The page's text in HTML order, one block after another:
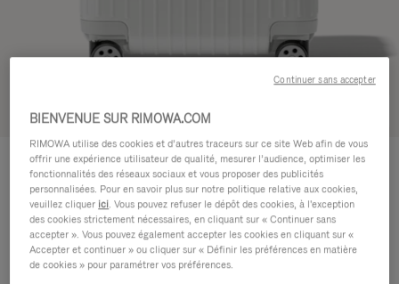
ESSENTIAL
Cabin 770,00 €
Guide des tailles
Taille
Cabin 55 x 39 x 23 cm
Blanc brillant
BIENVENUE SUR RIMOWA.COM
RIMOWA utilise des cookies et d’autres traceurs sur ce site Web afin de vous
offrir une expérience utilisateur de qualité, mesurer l’audience, optimiser les
fonctionnalités des réseaux sociaux et vous proposer des publicités
personnalisées. Pour en savoir plus sur notre politique relative aux cookies,
veuillez cliquer ici. Vous pouvez refuser le dépôt des cookies, à l'exception
des cookies strictement nécessaires, en cliquant sur « Continuer sans
accepter ». Vous pouvez également accepter les cookies en cliquant sur «
Accepter et continuer » ou cliquer sur « Définir les préférences en matière
de cookies » pour paramétrer vos préférences.
Continuer sans accepter